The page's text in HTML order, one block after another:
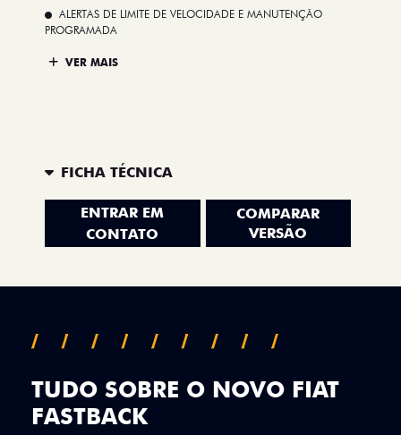
ALERTAS DE LIMITE DE VELOCIDADE E MANUTENÇÃO
PROGRAMADA
VER MAIS
FICHA TÉCNICA
ENTRAR EM
CONTATO
COMPARAR
VERSÃO
TUDO SOBRE O NOVO FIAT
FASTBACK